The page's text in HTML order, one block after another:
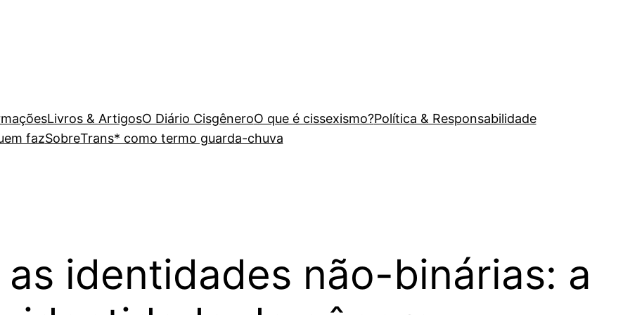
Livros & ArtigosO Diário CisgêneroO que é cissexismo?Política & Responsabilidade
fazSobreTrans* como termo guarda-chuva
identidades não-binárias: a